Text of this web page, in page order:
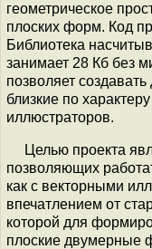
геометрическое
плоских форм. Код
Библиотека
занимает 28 Кб без
позволяет
близкие по
иллюстраторов.
Целью проекта
позволяющих
как с векторными
впечатлением от
которой для
плоские двумерные